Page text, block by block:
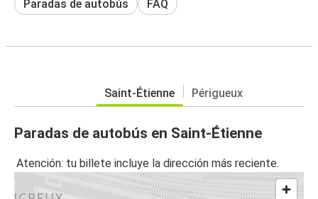
Paradas de autobús FAQ
Saint-Étienne Périgueux
Paradas de autobús en Saint-Étienne
Atención: tu billete incluye la dirección más reciente.